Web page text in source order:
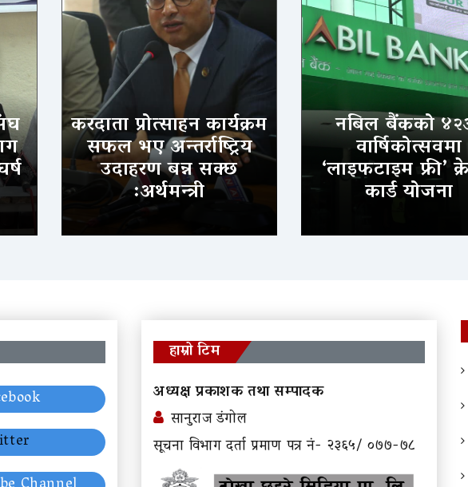
करदाता प्रोत्साहन कार्यक्रम
सफल भए अन्तर्राष्ट्रिय
उदाहरण बन्न सक्छ
:अर्थमन्त्री
नबिल बैंकको
वार्षिकोत्सवमा
‘लाइफटाइम फ्री’
कार्ड योजना
हाम्रो टिम
अध्यक्ष प्रकाशक तथा सम्पादक
सानुराज डंगोल
सूचना विभाग दर्ता प्रमाण पत्र नं- २३६५/ ०७७-७८